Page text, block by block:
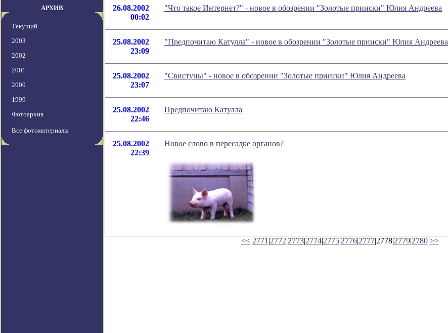
АРХИВ
Текущий
2003
2002
2001
2000
1999
Фотоархив
Все фотоматериалы
26.08.2002
00:02
"Что такое Интернет?" - новое в обозрении "Золотые прииски" Юлия Андреева
25.08.2002
23:09
"Предпочитаю Катулла" - новое в обозрении "Золотые прииски" Юлия Андреева
25.08.2002
23:07
"Свистуны" - новое в обозрении "Золотые прииски" Юлия Андреева
25.08.2002
22:46
Предпочитаю Катулла
25.08.2002
22:39
Новое слово в пересадке органов?
<< 2771 |2772|2773|2774|2775|2776|2777|2778|2779|2780 >>